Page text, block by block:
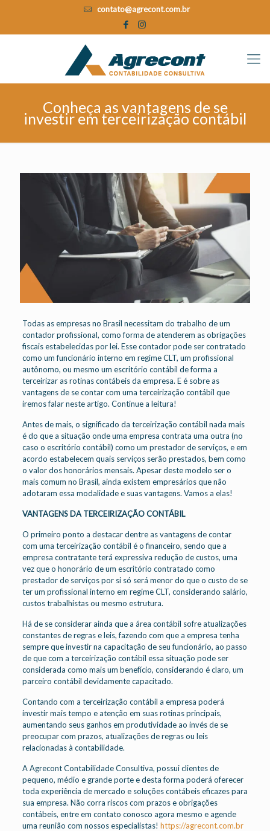
contato@agrecont.com.br
Conheça as vantagens de se
investir em terceirização contábil
Todas as empresas no Brasil necessitam do trabalho de um
contador profissional, como forma de atenderem as obrigações
fiscais estabelecidas por lei. Esse contador pode ser contratado
como um funcionário interno em regime CLT, um profissional
autônomo, ou mesmo um escritório contábil de forma a
terceirizar as rotinas contábeis da empresa. E é sobre as
vantagens de se contar com uma terceirização contábil que
iremos falar neste artigo. Continue a leitura!
Antes de mais, o significado da terceirização contábil nada mais
é do que a situação onde uma empresa contrata uma outra (no
caso o escritório contábil) como um prestador de serviços, e em
acordo estabelecem quais serviços serão prestados, bem como
o valor dos honorários mensais. Apesar deste modelo ser o
mais comum no Brasil, ainda existem empresários que não
adotaram essa modalidade e suas vantagens. Vamos a elas!
VANTAGENS DA TERCEIRIZAÇÃO CONTÁBIL
O primeiro ponto a destacar dentre as vantagens de contar
com uma terceirização contábil é o financeiro, sendo que a
empresa contratante terá expressiva redução de custos, uma
vez que o honorário de um escritório contratado como
prestador de serviços por si só será menor do que o custo de se
ter um profissional interno em regime CLT, considerando salário,
custos trabalhistas ou mesmo estrutura.
Há de se considerar ainda que a área contábil sofre atualizações
constantes de regras e leis, fazendo com que a empresa tenha
sempre que investir na capacitação de seu funcionário, ao passo
de que com a terceirização contábil essa situação pode ser
considerada como mais um benefício, considerando é claro, um
parceiro contábil devidamente capacitado.
Contando com a terceirização contábil a empresa poderá
investir mais tempo e atenção em suas rotinas principais,
aumentando seus ganhos em produtividade ao invés de se
preocupar com prazos, atualizações de regras ou leis
relacionadas à contabilidade.
A Agrecont Contabilidade Consultiva, possui clientes de
pequeno, médio e grande porte e desta forma poderá oferecer
toda experiência de mercado e soluções contábeis eficazes para
sua empresa. Não corra riscos com prazos e obrigações
contábeis, entre em contato conosco agora mesmo e agende
uma reunião com nossos especialistas! https://agrecont.com.br